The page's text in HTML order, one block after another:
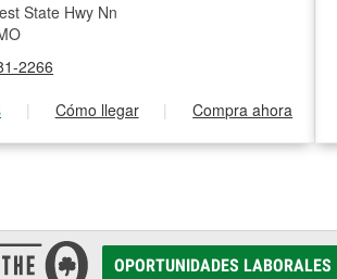
State Hwy Nn
2266
| Cómo llegar | Compra ahora
OPORTUNIDADES LABORALES